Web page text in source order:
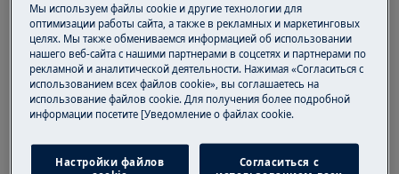
Холодильнику
Холодильнику с морозильной камерой
Холодильнику для вина
Решение
распаковке прибора, немедленно
Мы используем файлы cookie и другие технологии для
оптимизации работы сайта, а также в рекламных и маркетинговых
целях. Мы также обмениваемся информацией об использовании
нашего веб-сайта с нашими партнерами в соцсетях и партнерами по
рекламной и аналитической деятельности. Нажимая «Согласиться с
использованием всех файлов cookie», вы соглашаетесь на
использование файлов cookie. Для получения более подробной
информации посетите [Уведомление о файлах cookie.
Настройки файлов
Согласиться с